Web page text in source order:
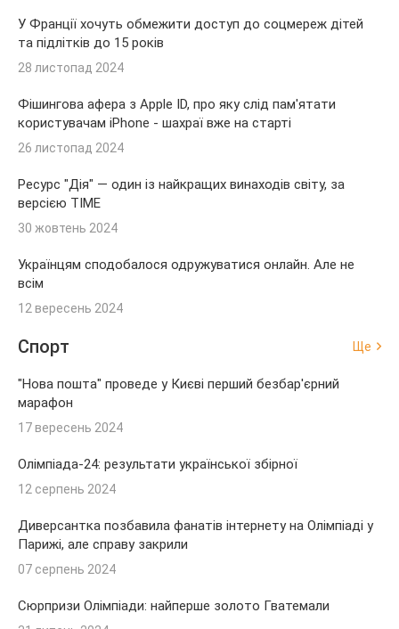
У Франції хочуть обмежити доступ до соцмереж дітей
та підлітків до 15 років
28 листопад 2024
Фішингова афера з Apple ID, про яку слід пам'ятати
користувачам iPhone - шахраї вже на старті
26 листопад 2024
Ресурс "Дія" — один із найкращих винаходів світу, за
версією TIME
30 жовтень 2024
Українцям сподобалося одружуватися онлайн. Але не
всім
12 вересень 2024
Спорт Ще
"Нова пошта" проведе у Києві перший безбар'єрний
марафон
17 вересень 2024
Олімпіада-24: результати української збірної
12 серпень 2024
Диверсантка позбавила фанатів інтернету на Олімпіаді у
Парижі, але справу закрили
07 серпень 2024
Сюрпризи Олімпіади: найперше золото Гватемали